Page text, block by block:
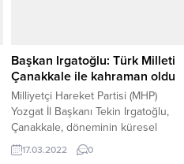
Başkan Irgatoğlu: Türk Milleti
Çanakkale ile kahraman oldu
Milliyetçi Hareket Partisi (MHP)
Yozgat İl Başkanı Tekin Irgatoğlu,
Çanakkale, döneminin küresel
güçlerinin, milletin en zayıf
olduğunu zannettikleri bir
17.03.2022 0